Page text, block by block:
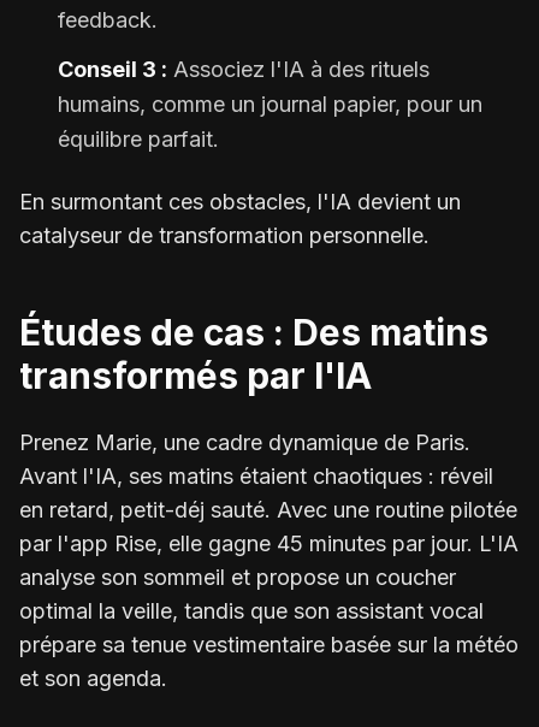
feedback.
Conseil 3 : Associez l'IA à des rituels
humains, comme un journal papier, pour un
équilibre parfait.
En surmontant ces obstacles, l'IA devient un
catalyseur de transformation personnelle.
Études de cas : Des matins
transformés par l'IA
Prenez Marie, une cadre dynamique de Paris.
Avant l'IA, ses matins étaient chaotiques : réveil
en retard, petit-déj sauté. Avec une routine pilotée
par l'app Rise, elle gagne 45 minutes par jour. L'IA
analyse son sommeil et propose un coucher
optimal la veille, tandis que son assistant vocal
prépare sa tenue vestimentaire basée sur la météo
et son agenda.